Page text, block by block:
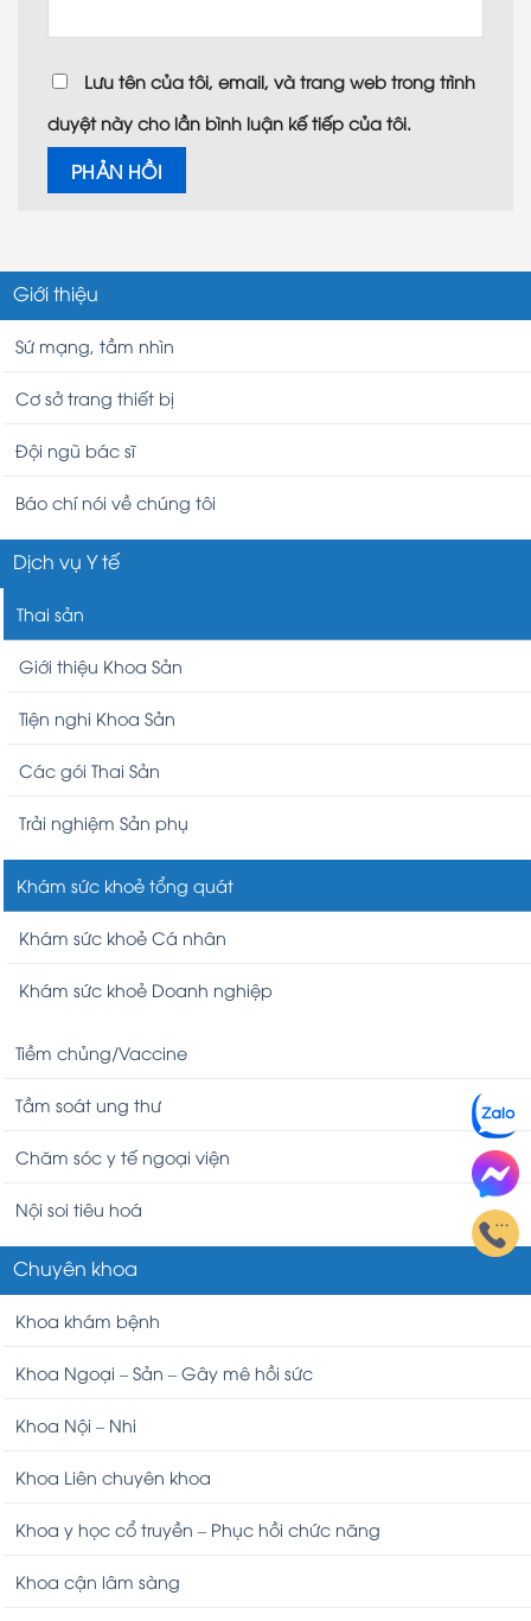
Lưu tên của tôi, email, và trang web trong trình
duyệt này cho lần bình luận kế tiếp của tôi.
Giới thiệu
Sứ mạng, tầm nhìn
Cơ sở trang thiết bị
Đội ngũ bác sĩ
Báo chí nói về chúng tôi
Dịch vụ Y tế
Thai sản
Giới thiệu Khoa Sản
Tiện nghi Khoa Sản
Các gói Thai Sản
Trải nghiệm Sản phụ
Khám sức khoẻ tổng quát
Khám sức khoẻ Cá nhân
Khám sức khoẻ Doanh nghiệp
Tiềm chủng/Vaccine
Tầm soát ung thư
Chăm sóc y tế ngoại viện
Nội soi tiêu hoá
Chuyên khoa
Khoa khám bệnh
Khoa Ngoại – Sản – Gây mê hồi sức
Khoa Nội – Nhi
Khoa Liên chuyên khoa
Khoa y học cổ truyền – Phục hồi chức năng
Khoa cận lâm sàng